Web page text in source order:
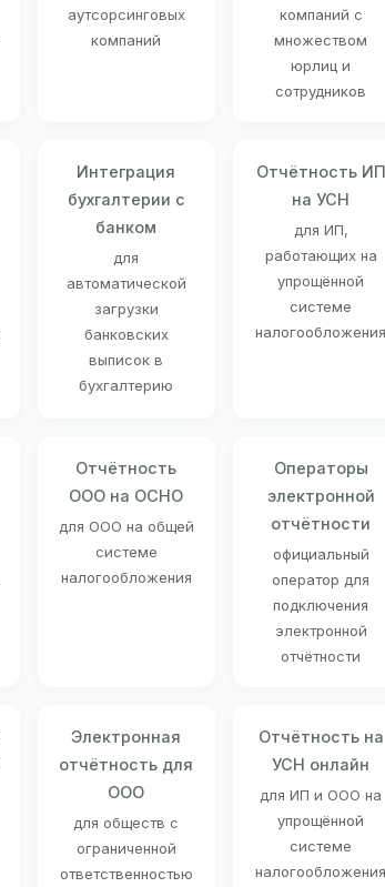
аутсорсинговых
компаний
компаний с
множеством
юрлиц и
сотрудников
Интеграция
бухгалтерии с
банком
для
автоматической
загрузки
банковских
выписок в
бухгалтерию
Отчётность ИП
на УСН
для ИП,
работающих на
упрощённой
системе
налогообложения
Отчётность
ООО на ОСНО
для ООО на общей
системе
налогообложения
Операторы
электронной
отчётности
официальный
оператор для
подключения
электронной
отчётности
Электронная
отчётность для
ООО
для обществ с
ограниченной
ответственностью
Отчётность на
УСН онлайн
для ИП и ООО на
упрощённой
системе
налогообложения